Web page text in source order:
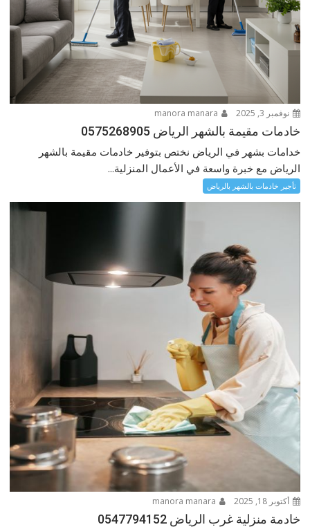
نوفمبر 3, 2025
خادمات مقيمة بالشهر الرياض 0575268905
خدامات بشهر في الرياض نختص بتوفير خادمات مقيمة بالشهر
الرياض مع خبرة واسعة في الأعمال المنزلية...
تأجير خادمات بالشهر بالرياض
أكتوبر 18, 2025
خادمة منزلية غرب الرياض 0547794152